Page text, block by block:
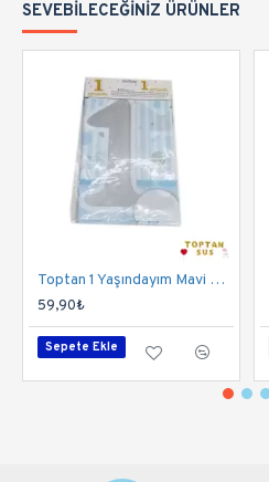
SEVEBILECEĞINIZ ÜRÜNLER
Toptan 1 Yaşındayım Mavi Masa Örtüsü 120x180 Cm
59,90₺
Sepete Ekle